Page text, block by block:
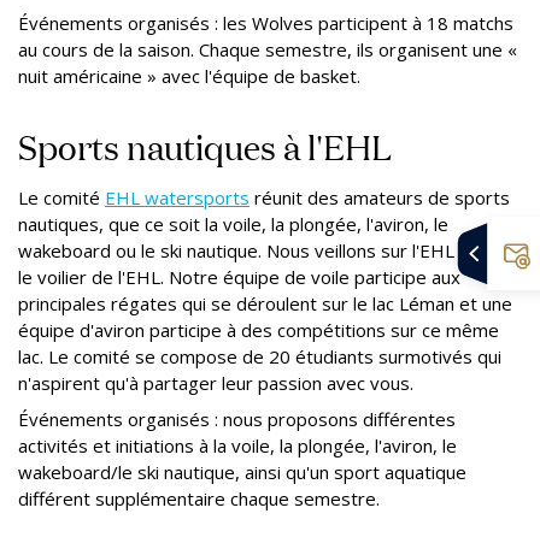
Événements organisés : les Wolves participent à 18 matchs
au cours de la saison. Chaque semestre, ils organisent une «
nuit américaine » avec l'équipe de basket.
Sports nautiques à l'EHL
Le comité EHL watersports réunit des amateurs de sports
nautiques, que ce soit la voile, la plongée, l'aviron, le
wakeboard ou le ski nautique. Nous veillons sur l'EHL Spirit,
le voilier de l'EHL. Notre équipe de voile participe aux
principales régates qui se déroulent sur le lac Léman et une
équipe d'aviron participe à des compétitions sur ce même
lac. Le comité se compose de 20 étudiants surmotivés qui
n'aspirent qu'à partager leur passion avec vous.
Événements organisés : nous proposons différentes
activités et initiations à la voile, la plongée, l'aviron, le
wakeboard/le ski nautique, ainsi qu'un sport aquatique
différent supplémentaire chaque semestre.